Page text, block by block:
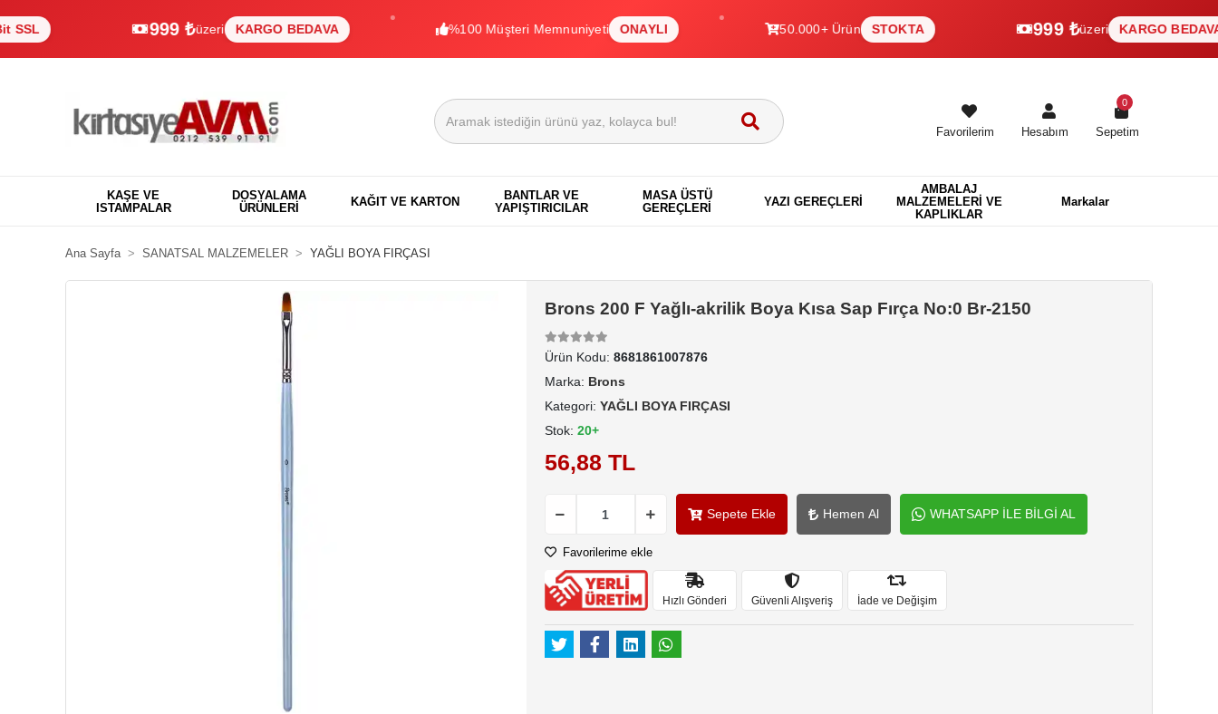
999 ₺üzeri KARGO BEDAVA %100 Müşteri Memnuniyeti ONAYLI 50.000+ Ürün STOKTA 999 ₺üzeri KARGO BEDAVA
Favorilerim Hesabım Sepetim
0
KAŞE VE
ISTAMPALAR
DOSYALAMA
ÜRÜNLERİ
KAĞIT VE KARTON
BANTLAR VE
YAPIŞTIRICILAR
MASA ÜSTÜ
GEREÇLERİ
YAZI GEREÇLERİ
AMBALAJ
MALZEMELERİ VE
KAPLIKLAR
Markalar
Ana Sayfa SANATSAL MALZEMELER YAĞLI BOYA FIRÇASI
Brons 200 F Yağlı-akrilik Boya Kısa Sap Fırça No:0 Br-2150
Ürün Kodu: 8681861007876
Marka: Brons
Kategori: YAĞLI BOYA FIRÇASI
Stok: 20+
56,88 TL
Sepete Ekle Hemen Al WHATSAPP İLE BİLGİ AL
Favorilerime ekle
Hızlı Gönderi Güvenli Alışveriş İade ve Değişim